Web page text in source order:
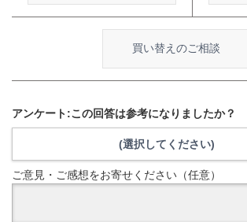
買い替えのご相談
アンケート:この回答は参考になりましたか？
(選択してください)
ご意見・ご感想をお寄せください（任意）